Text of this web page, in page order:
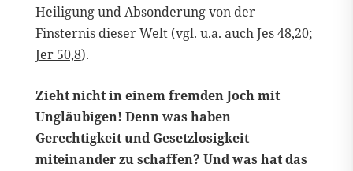
Heiligung und Absonderung von der
Finsternis dieser Welt (vgl. u.a. auchJes 48,20;
Jer 50,8).
Zieht nicht in einem fremden Joch mit
Ungläubigen! Denn was haben
Gerechtigkeit und Gesetzlosigkeit
miteinander zu schaffen? Und was hat das